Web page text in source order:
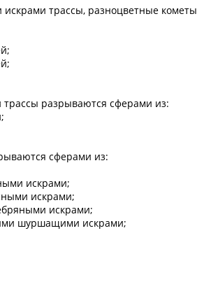
трассы, разноцветные кометы
разрываются сферами из:
сферами из:
искрами;
искрами;
искрами;
шуршащими искрами;